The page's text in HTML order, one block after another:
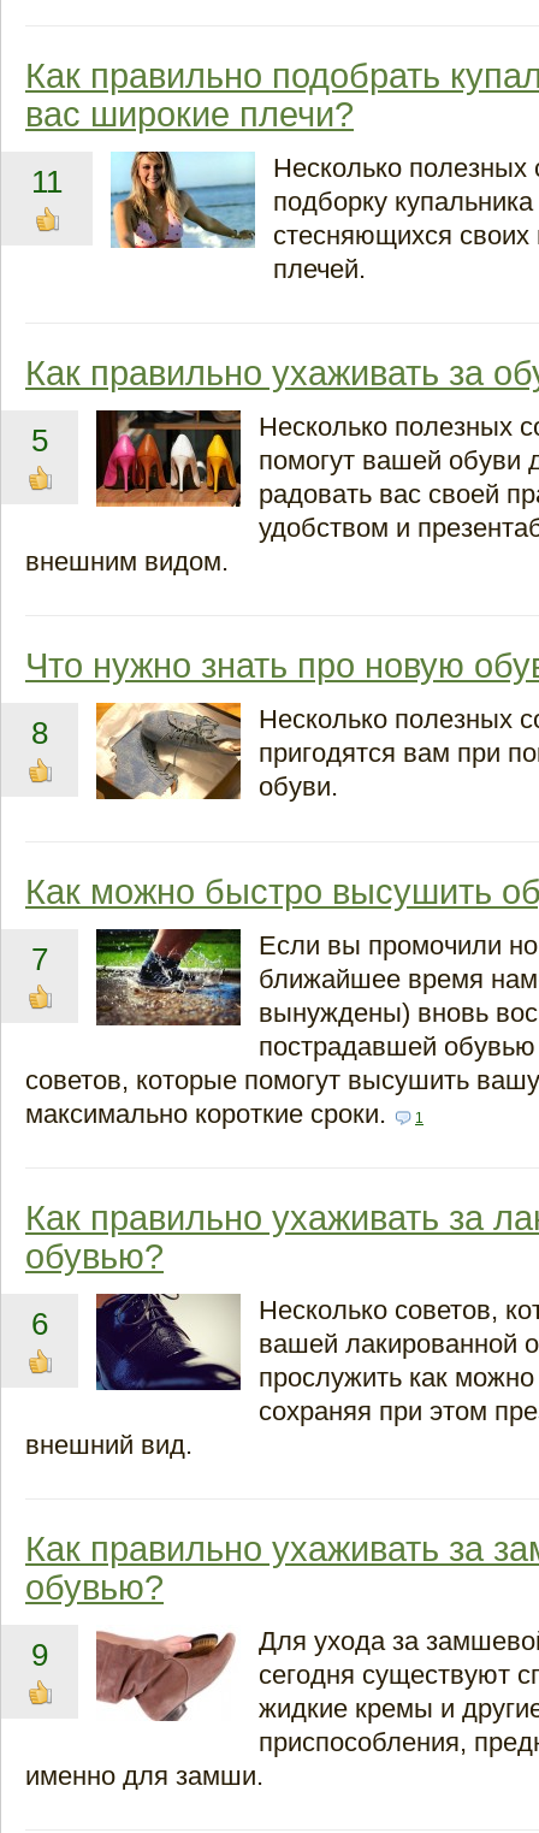
Как правильно подобрать
вас широкие плечи?
11
Несколько полезных
подборку
стесняющихся своих
плечей.
Как правильно ухаживать за
5
Несколько полезных
помогут вашей обуви
радовать вас своей
удобством и
внешним видом.
Что нужно знать про новую
8
Несколько полезных
пригодятся вам при
обуви.
Как можно быстро высушить
7
Если вы промочили
ближайшее время
вынуждены) вновь
пострадавшей обувью
советов, которые помогут высушить
максимально короткие сроки.
1
Как правильно ухаживать за
обувью?
6
Несколько советов,
вашей лакированной
прослужить как
сохраняя при этом
внешний вид.
Как правильно ухаживать за
обувью?
9
Для ухода за
сегодня существуют
жидкие кремы и
приспособления,
именно для замши.